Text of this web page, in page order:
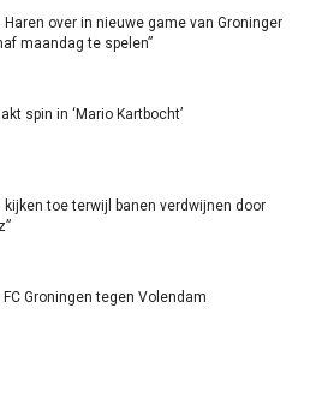
over in nieuwe game van Groninger
maandag te spelen”
spin in ‘Mario Kartbocht’
kijken toe terwijl banen verdwijnen door
Groningen tegen Volendam